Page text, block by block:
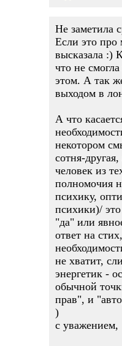
Не заметила
Если это про
высказала :)
что не
этом. А так
выходом в
А что
некотором
сотня-
человек из
полномочия
психику,
психики)/
"да" или
ответ на
не хватит,
энергетик -
обычной
прав", и
)
с уважением,